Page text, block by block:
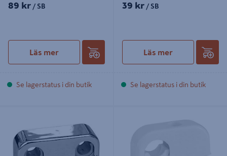
89 kr / SB
Läs mer
Se lagerstatus i din butik
39 kr / SB
Läs mer
Se lagerstatus i din butik